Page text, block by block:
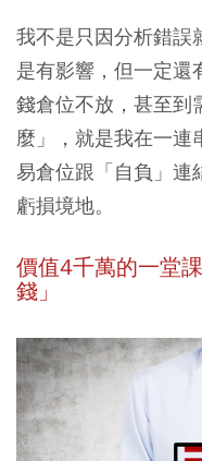
我不是只因分析錯誤
是有影響，但一定還
錢倉位不放，甚至到
麼」，就是我在一連
易倉位跟「自負」連
虧損境地。
價值4千萬的一堂
錢」